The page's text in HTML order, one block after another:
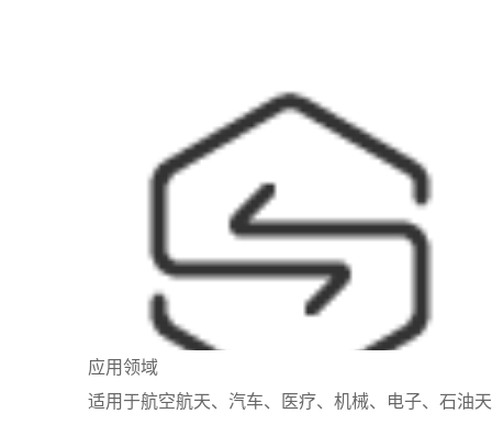
应用领域
适用于航空航天、汽车、医疗、机械、电子、石油天